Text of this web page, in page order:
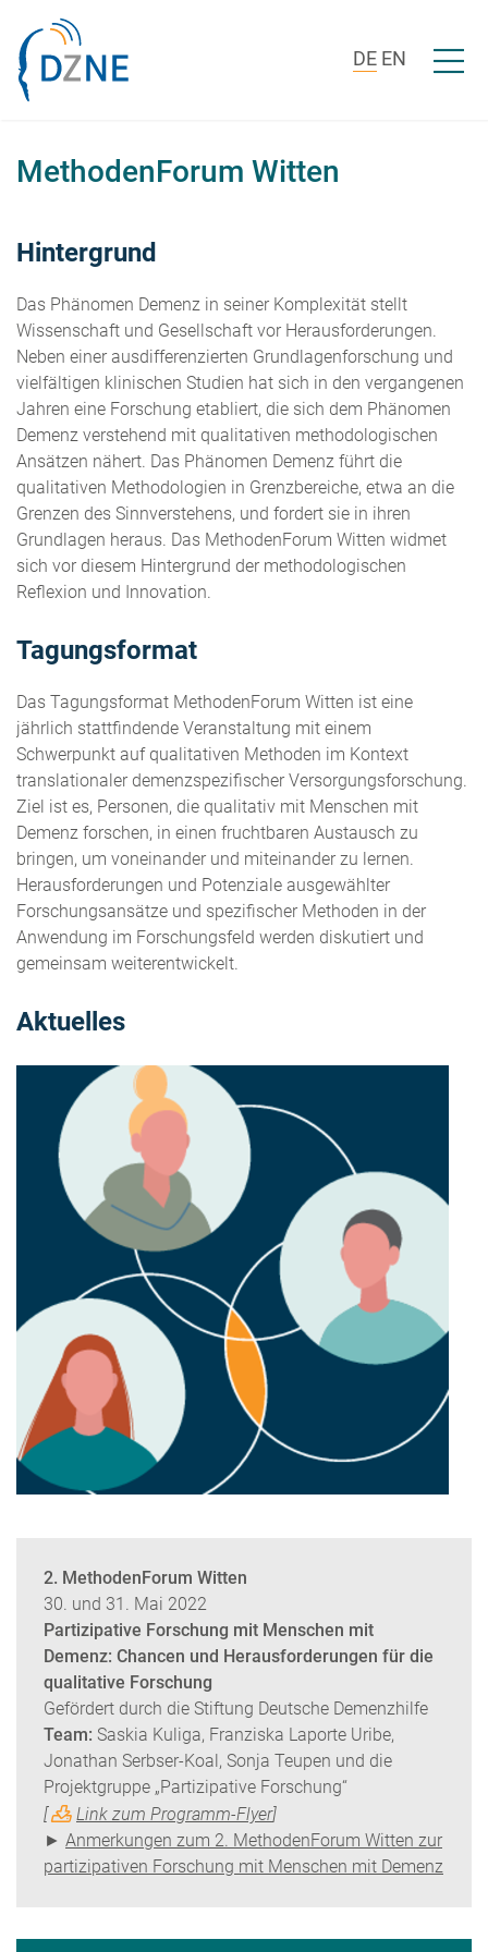
DE EN Menü
MethodenForum Witten
Hintergrund
Das Phänomen Demenz in seiner Komplexität stellt
Wissenschaft und Gesellschaft vor Herausforderungen.
Neben einer ausdifferenzierten Grundlagenforschung und
vielfältigen klinischen Studien hat sich in den vergangenen
Jahren eine Forschung etabliert, die sich dem Phänomen
Demenz verstehend mit qualitativen methodologischen
Ansätzen nähert. Das Phänomen Demenz führt die
qualitativen Methodologien in Grenzbereiche, etwa an die
Grenzen des Sinnverstehens, und fordert sie in ihren
Grundlagen heraus. Das MethodenForum Witten widmet
sich vor diesem Hintergrund der methodologischen
Reflexion und Innovation.
Tagungsformat
Das Tagungsformat MethodenForum Witten ist eine
jährlich stattfindende Veranstaltung mit einem
Schwerpunkt auf qualitativen Methoden im Kontext
translationaler demenzspezifischer Versorgungsforschung.
Ziel ist es, Personen, die qualitativ mit Menschen mit
Demenz forschen, in einen fruchtbaren Austausch zu
bringen, um voneinander und miteinander zu lernen.
Herausforderungen und Potenziale ausgewählter
Forschungsansätze und spezifischer Methoden in der
Anwendung im Forschungsfeld werden diskutiert und
gemeinsam weiterentwickelt.
Aktuelles
2. MethodenForum Witten
30. und 31. Mai 2022
Partizipative Forschung mit Menschen mit
Demenz: Chancen und Herausforderungen für die
qualitative Forschung
Gefördert durch die Stiftung Deutsche Demenzhilfe
Team: Saskia Kuliga, Franziska Laporte Uribe,
Jonathan Serbser-Koal, Sonja Teupen und die
Projektgruppe „Partizipative Forschung“
[
Link zum Programm-Flyer]
► Anmerkungen zum 2. MethodenForum Witten zur
partizipativen Forschung mit Menschen mit Demenz